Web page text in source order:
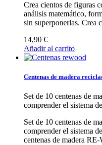
Crea cientos de figuras
análisis matemático,
sin superponerlas. Crea
14,90 €
Añadir al carrito
Centenas de madera
Set de 10 centenas de
comprender el sistema
Set de 10 centenas de
comprender el sistema
centenas de madera